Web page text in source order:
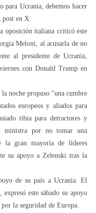
para Ucrania, debemos hacer
en X.
oposición italiana criticó este
Meloni, al acusarla de no
al presidente de Ucrania,
con Donald Trump en
noche propuso "una cumbre
europeos y aliados para
tibia para detractores y
ministra por no tomar una
la gran mayoría de líderes
su apoyo a Zelenski tras la
de su país a Ucrania. El
este sábado su apoyo
la seguridad de Europa.